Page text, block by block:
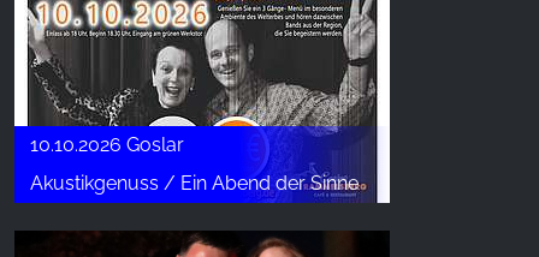
10.10.2026 Goslar
Akustikgenuss / Ein Abend der Sinne